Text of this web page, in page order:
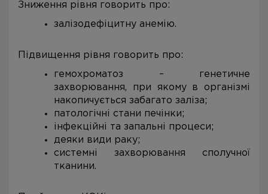
Зниження рівня говорить про:
залізодефіцитну анемію.
Підвищення рівня говорить про:
гемохроматоз – генетичне
захворювання, при якому в організмі
накопичується забагато заліза;
патологічні стани печінки;
інфекційні та запальні процеси;
деяки види раку;
системні захворювання сполучної
тканини.